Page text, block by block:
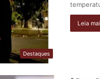
Destaques
Leia